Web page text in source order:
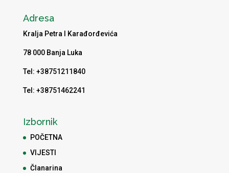
Adresa
Kralja Petra I Karađorđevića
78 000 Banja Luka
Tel: +38751211840
Tel: +38751462241
Izbornik
POČETNA
VIJESTI
Članarina